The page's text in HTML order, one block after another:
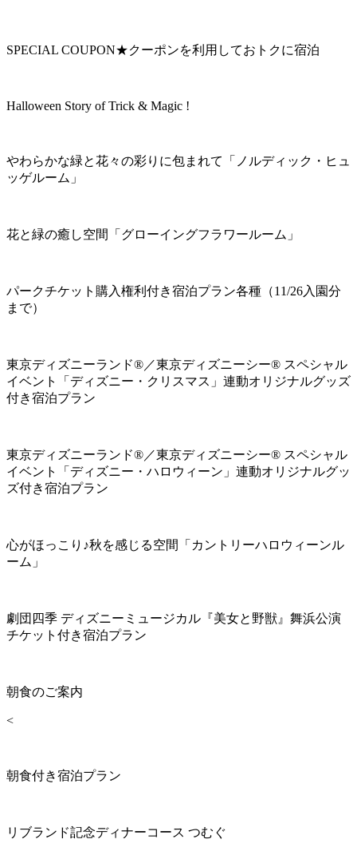
SPECIAL COUPON★クーポンを利用しておトクに宿泊
Halloween Story of Trick & Magic !
やわらかな緑と花々の彩りに包まれて「ノルディック・ヒュ
ッゲルーム」
花と緑の癒し空間「グローイングフラワールーム」
パークチケット購入権利付き宿泊プラン各種（11/26入園分
まで）
東京ディズニーランド®／東京ディズニーシー® スペシャル
イベント「ディズニー・クリスマス」連動オリジナルグッズ
付き宿泊プラン
東京ディズニーランド®／東京ディズニーシー® スペシャル
イベント「ディズニー・ハロウィーン」連動オリジナルグッ
ズ付き宿泊プラン
心がほっこり♪秋を感じる空間「カントリーハロウィーンル
ーム」
劇団四季 ディズニーミュージカル『美女と野獣』舞浜公演
チケット付き宿泊プラン
朝食のご案内
<
朝食付き宿泊プラン
リブランド記念ディナーコース つむぐ